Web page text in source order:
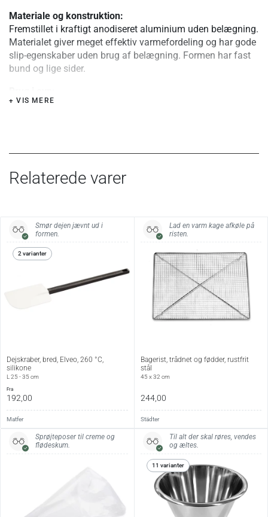
Materiale og konstruktion:
Fremstillet i kraftigt anodiseret aluminium uden belægning.
Materialet giver meget effektiv varmefordeling og har gode
slip-egenskaber uden brug af belægning. Formen har fast
bund og lige sider.
Kan anvendes i ovn ved de temperaturer, der normalt
Særlige fordele eller tips:
efterlade klæbrige rester. Da materialet leder varme
anvendes til meget syreholdige eller salte fødevarer.
Specifikationer (30 × 20 cm):
Produkttype
Bageform
Anodiseret aluminium
L 30 × B 20 × H 5 cm
Vægt
0,47 kg
Farve
Specifikationer (40 × 30 cm):
Produkttype
Bageform
Anodiseret aluminium
L 40 × B 30 × H 5 cm
Volumen
6 l
+ VIS MERE
Relaterede varer
Smør dejen jævnt ud i
formen.
2 varianter
Dejskraber, bred, Elveo, 260 °C,
silikone
L 25 - 35 cm
fra
192,00
Matfer
Lad en varm kage afkøle på
risten.
Bagerist, trådnet og fødder, rustfrit
stål
45 x 32 cm
244,00
Städter
Sprøjteposer til creme og
flødeskum.
Til alt der skal røres, vendes
og æltes.
11 varianter